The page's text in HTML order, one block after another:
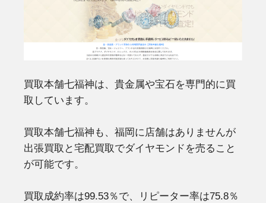
買取本舗七福神は、貴金属や宝石を専門的に買
取しています。
買取本舗七福神も、福岡に店舗はありませんが
出張買取と宅配買取でダイヤモンドを売ること
が可能です。
買取成約率は99.53％で、リピーター率は75.8％